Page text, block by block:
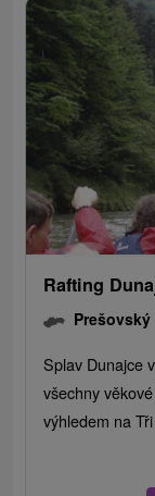
Rafting
Splav Dunajce
všechny
výhledem na